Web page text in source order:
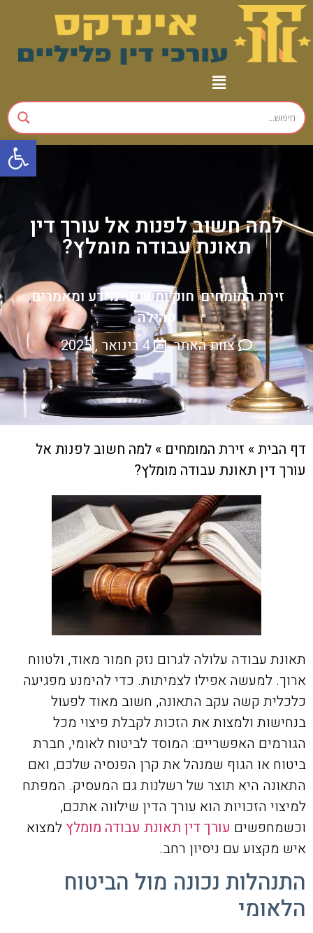
למה חשוב לפנות אל עורך דין
תאונת עבודה מומלץ?
זירת המומחים, חוק ומשפט, מידע ומאמרים,
קהילה
צוות האתר
4 בינואר , 2025
דף הבית» זירת המומחים » למה חשוב לפנות אל
עורך דין תאונת עבודה מומלץ?
תאונת עבודה עלולה לגרום נזק חמור מאוד, ולטווח
ארוך. למעשה אפילו לצמיתות. כדי להימנע מפגיעה
כלכלית קשה עקב התאונה, חשוב מאוד לפעול
בנחישות ולמצות את הזכות לקבלת פיצוי מכל
הגורמים האפשריים: המוסד לביטוח לאומי, חברת
ביטוח או הגוף שמנהל את קרן הפנסיה שלכם, ואם
התאונה היא תוצר של רשלנות גם המעסיק. המפתח
למיצוי הזכויות הוא עורך הדין שילווה אתכם,
וכשמחפשים עורך דין תאונת עבודה מומלץ למצוא
איש מקצוע עם ניסיון רחב.
התנהלות נכונה מול הביטוח
הלאומי